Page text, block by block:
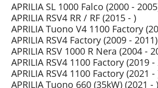
APRILIA SL 1000 Falco (2000 -
APRILIA RSV4 RR / RF (2015 - )
APRILIA Tuono V4 1100 Factory
APRILIA RSV4 Factory (2009 - 2011)
APRILIA RSV 1000 R Nera (2004 -
APRILIA RSV4 1100 Factory (2019 -
APRILIA RSV4 1100 Factory (2021 -
APRILIA Tuono 660 (35kW) (2021 - )